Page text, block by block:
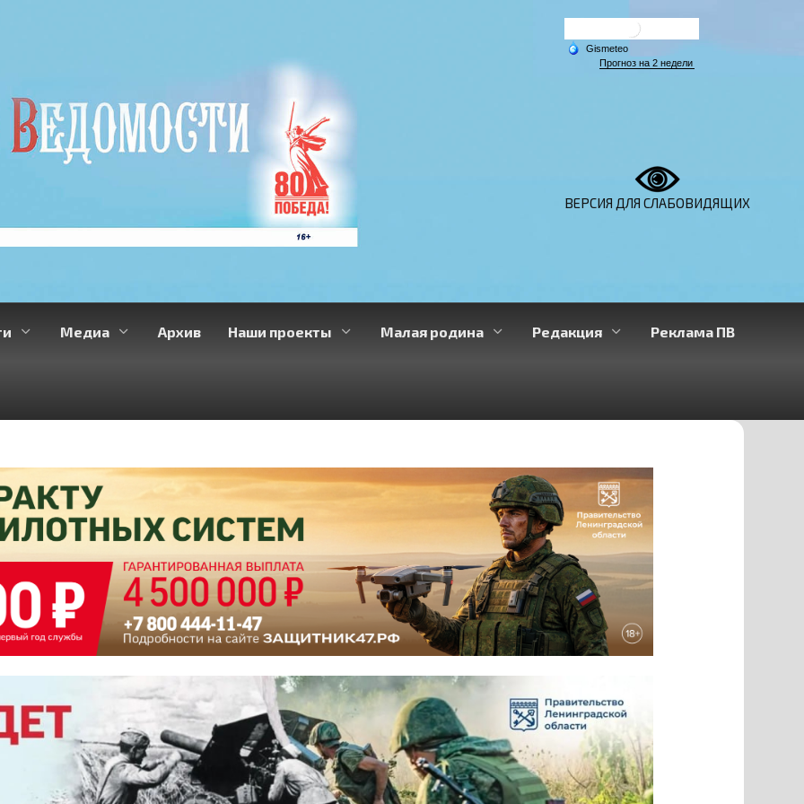
ВЕРСИЯ ДЛЯ СЛАБОВИДЯЩИХ
Медиа Архив Наши проекты Малая родина Редакция Реклама ПВ